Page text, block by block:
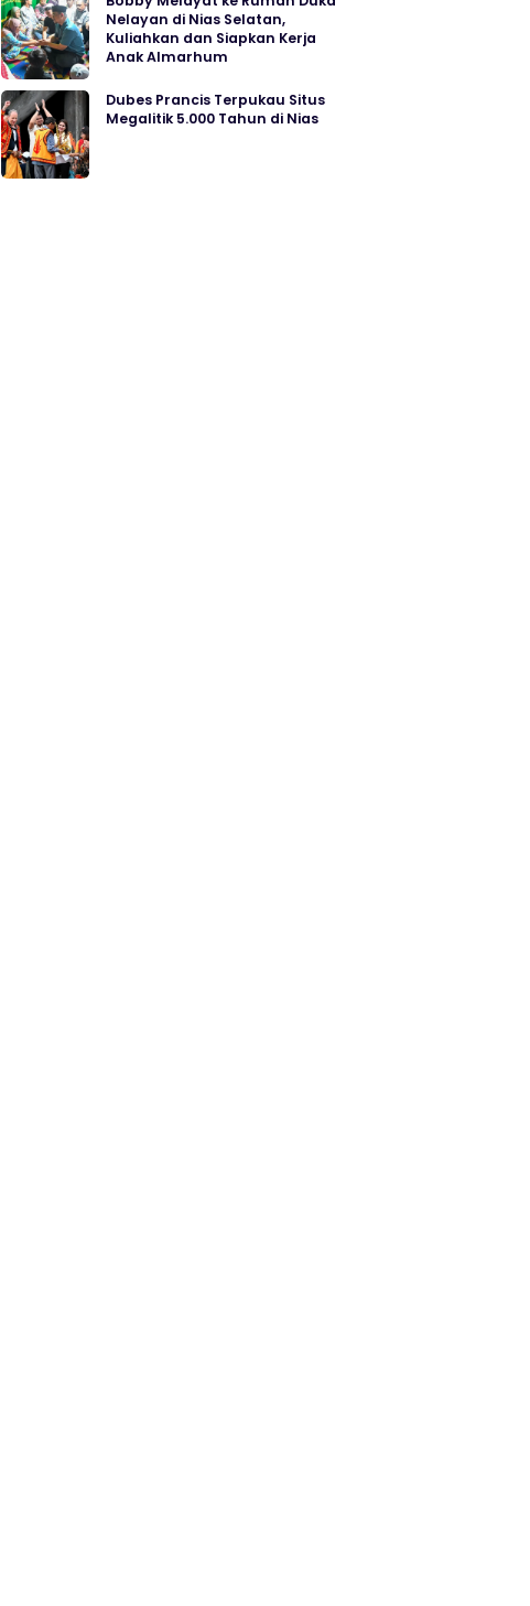
Nelayan di Nias Selatan,
Kuliahkan dan Siapkan Kerja
Anak Almarhum
Dubes Prancis Terpukau Situs
Megalitik 5.000 Tahun di Nias